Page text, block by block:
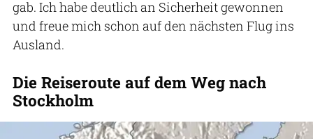
gab. Ich habe deutlich an Sicherheit gewonnen
und freue mich schon auf den nächsten Flug ins
Ausland.
Die Reiseroute auf dem Weg nach
Stockholm